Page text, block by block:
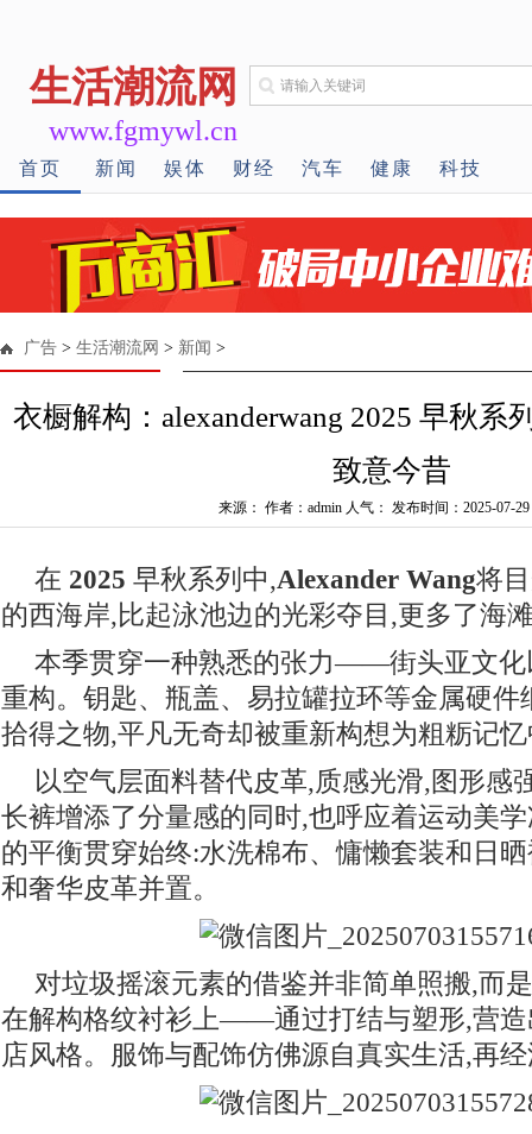
生活潮流网
www.fgmywl.cn
首页 新闻 娱体 财经 汽车 健康 科技
广告 > 生活潮流网 > 新闻 >
衣橱解构：alexanderwang 2025 早秋
致意今昔
来源： 作者：admin 人气： 发布时间：2025-07-29
在 2025 早秋系列中,Alexander Wang将
的西海岸,比起泳池边的光彩夺目,更多了海
本季贯穿一种熟悉的张力——街头亚文化
重构。钥匙、瓶盖、易拉罐拉环等金属硬件
拾得之物,平凡无奇却被重新构想为粗粝记
以空气层面料替代皮革,质感光滑,图形感
长裤增添了分量感的同时,也呼应着运动美
的平衡贯穿始终:水洗棉布、慵懒套装和日
和奢华皮革并置。
对垃圾摇滚元素的借鉴并非简单照搬,而
在解构格纹衬衫上——通过打结与塑形,营造
店风格。服饰与配饰仿佛源自真实生活,再